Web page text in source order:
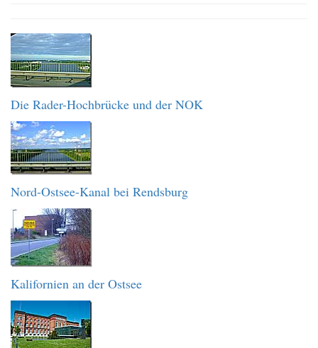
Die Rader-Hochbrücke und der NOK
Nord-Ostsee-Kanal bei Rendsburg
Kalifornien an der Ostsee